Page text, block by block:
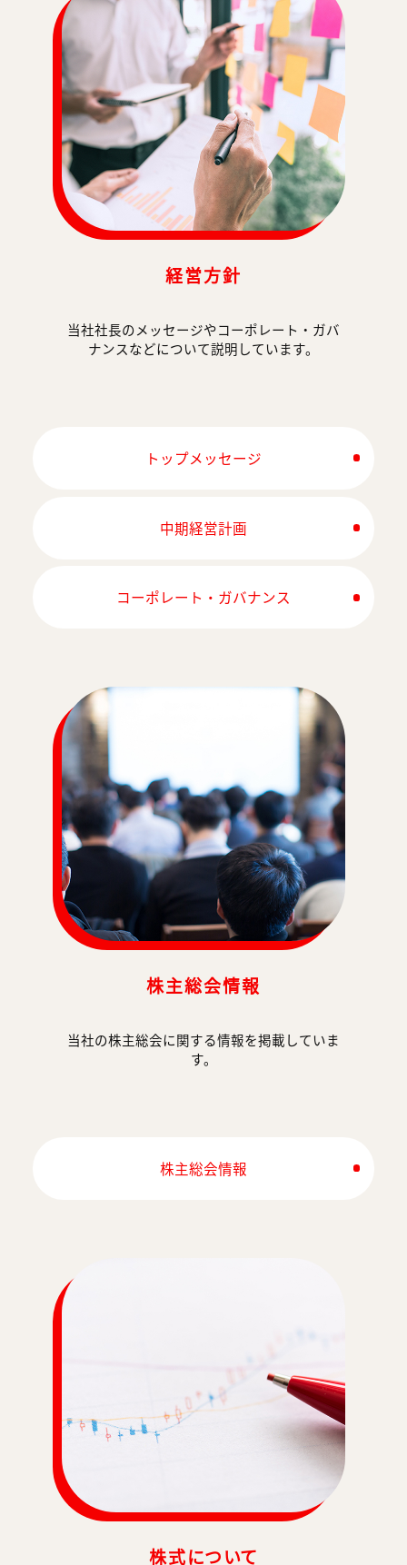
経営方針
当社社長のメッセージやコーポレート・ガバ
ナンスなどについて説明しています。
トップメッセージ
中期経営計画
コーポレート・ガバナンス
株主総会情報
当社の株主総会に関する情報を掲載していま
す。
株主総会情報
株式について